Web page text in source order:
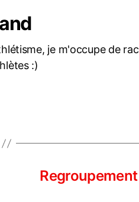
je m'occupe de
:)